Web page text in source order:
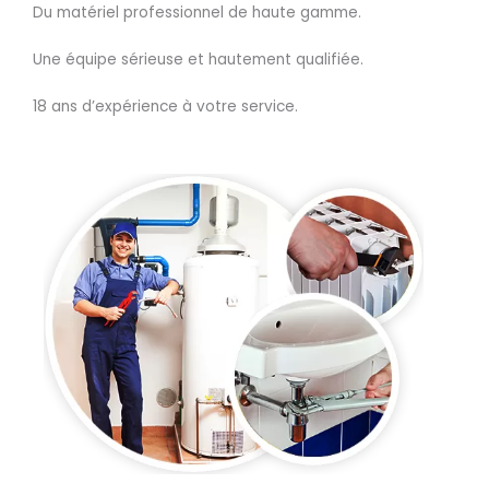
Du matériel professionnel de haute gamme.
Une équipe sérieuse et hautement qualifiée.
18 ans d’expérience à votre service.